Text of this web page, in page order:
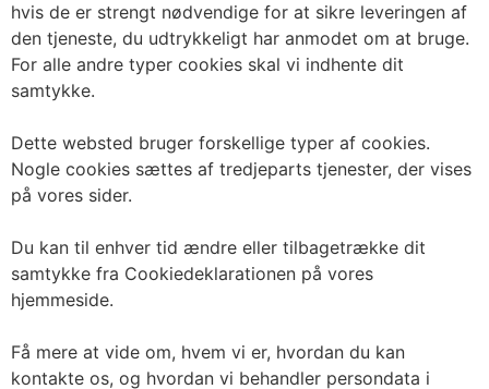
hvis de er strengt nødvendige for at sikre leveringen af
den tjeneste, du udtrykkeligt har anmodet om at bruge.
For alle andre typer cookies skal vi indhente dit
samtykke.
Dette websted bruger forskellige typer af cookies.
Nogle cookies sættes af tredjeparts tjenester, der vises
på vores sider.
Du kan til enhver tid ændre eller tilbagetrække dit
samtykke fra Cookiedeklarationen på vores
hjemmeside.
Få mere at vide om, hvem vi er, hvordan du kan
kontakte os, og hvordan vi behandler persondata i